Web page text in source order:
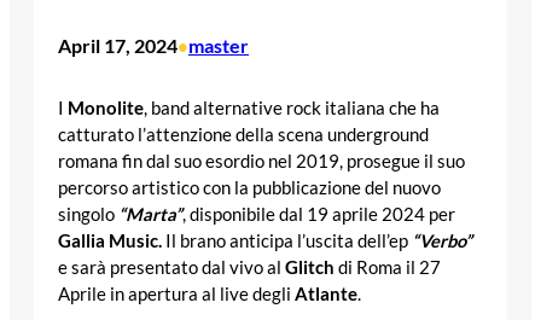
April 17, 2024•master
I Monolite, band alternative rock italiana che ha
catturato l’attenzione della scena underground
romana fin dal suo esordio nel 2019, prosegue il suo
percorso artistico con la pubblicazione del nuovo
singolo “Marta”, disponibile dal 19 aprile 2024 per
Gallia Music. Il brano anticipa l’uscita dell’ep “Verbo”
e sarà presentato dal vivo al Glitch di Roma il 27
Aprile in apertura al live degli Atlante.